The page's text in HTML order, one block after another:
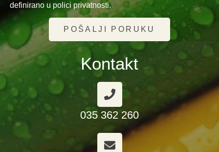
definirano u polici privatnosti.
POŠALJI PORUKU
Kontakt
035 362 260